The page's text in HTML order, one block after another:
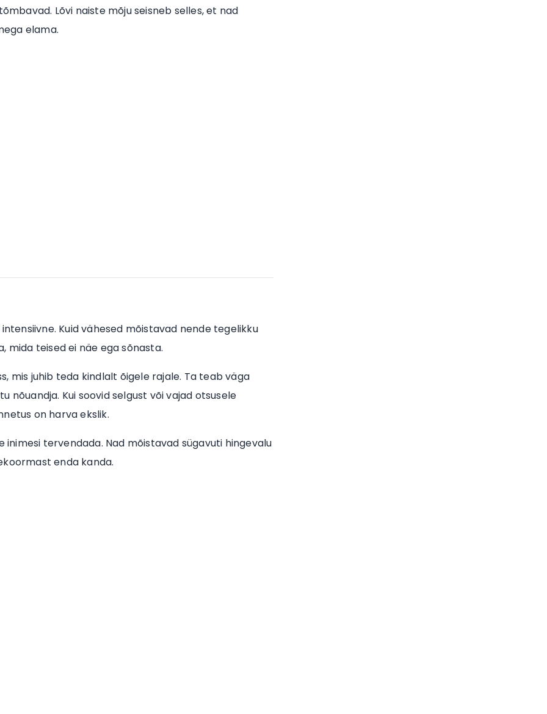
Lõvi naiste mõju seisneb selles, et nad
elama.
Kuid vähesed mõistavad nende tegelikku
mida teised ei näe ega sõnasta.
mis juhib teda kindlalt õigele rajale. Ta teab väga
nõuandja. Kui soovid selgust või vajad otsusele
on harva ekslik.
inimesi tervendada. Nad mõistavad sügavuti hingevalu
enda kanda.